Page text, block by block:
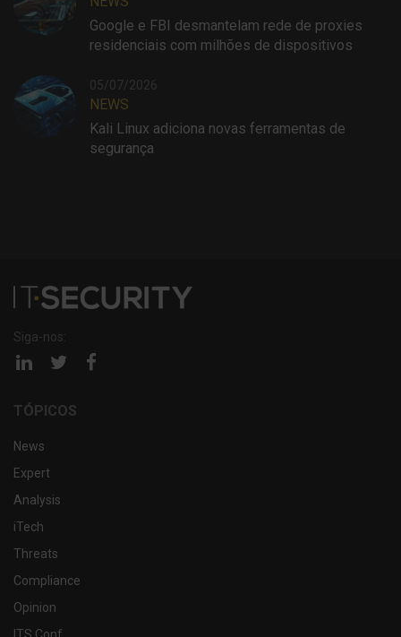
Google e FBI desmantelam rede de proxies
residenciais com milhões de dispositivos
05/07/2026
NEWS
Kali Linux adiciona novas ferramentas de
segurança
Siga-nos:
Página Página
TÓPICOS
News
Expert
Analysis
iTech
Threats
Compliance
Opinion
ITS Conf